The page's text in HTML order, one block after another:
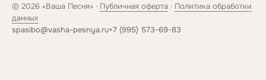
© 2026 «Ваша Песня» · Публичная оферта · Политика обработки
данных
spasibo@vasha-pesnya.ru+7 (995) 573-69-83